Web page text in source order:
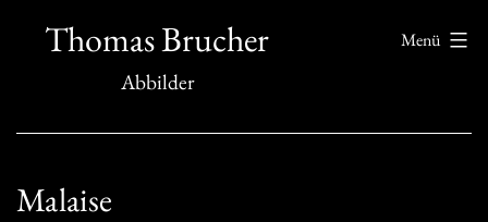
InhaltThomas Brucher
Abbilder
Menü
Malaise